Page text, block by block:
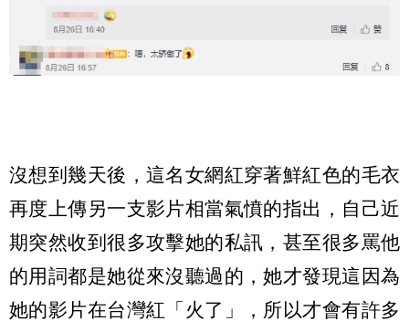
沒想到幾天後，這名女網紅穿著鮮紅色的毛衣
再度上傳另一支影片相當氣憤的指出，自己近
期突然收到很多攻擊她的私訊，甚至很多罵他
的用詞都是她從來沒聽過的，她才發現這因為
她的影片在台灣紅「火了」，所以才會有許多